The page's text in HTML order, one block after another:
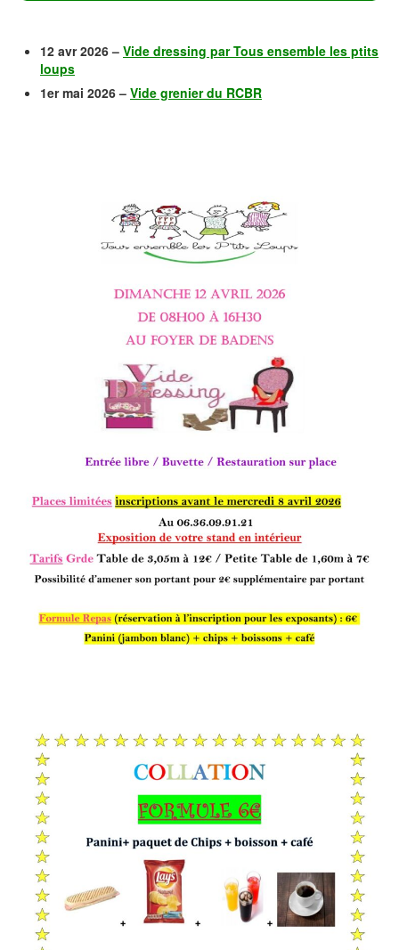
12 avr 2026 – Vide dressing par Tous ensemble les ptits
loups
1er mai 2026 – Vide grenier du RCBR